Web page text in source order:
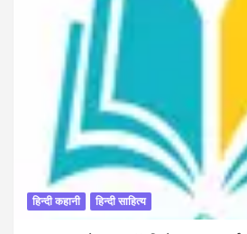
हिन्दी कहानी हिन्दी साहित्य